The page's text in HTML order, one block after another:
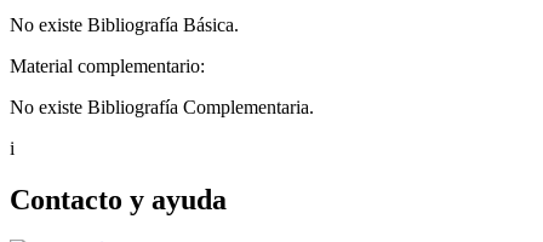
No existe Bibliografía Básica.
Material complementario:
No existe Bibliografía Complementaria.
i
Contacto y ayuda